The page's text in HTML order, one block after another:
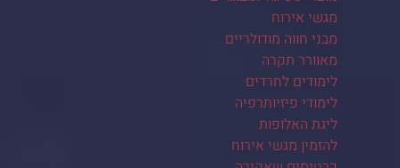
מגשי אירוח
מבני חווה מודולריים
מאוורר תקרה
לימודים לחרדים
לימודי פיזיותרפיה
ליגת האלופות
להזמין מגשי אירוח